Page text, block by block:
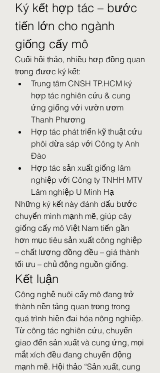
Ký kết hợp tác – bước
tiến lớn cho ngành
giống cấy mô
Cuối hội thảo, nhiều hợp đồng quan
trọng được ký kết:
Trung tâm CNSH TP.HCM ký
hợp tác nghiên cứu & cung
ứng giống với vườn ươm
Thanh Phương
Hợp tác phát triển kỹ thuật cứu
phôi dừa sáp với Công ty Anh
Đào
Hợp tác sản xuất giống lâm
nghiệp với Công ty TNHH MTV
Lâm nghiệp U Minh Hạ
Những ký kết này đánh dấu bước
chuyển mình mạnh mẽ, giúp cây
giống cấy mô Việt Nam tiến gần
hơn mục tiêu sản xuất công nghiệp
– chất lượng đồng đều – giá thành
tối ưu – chủ động nguồn giống.
Kết luận
Công nghệ nuôi cấy mô đang trở
thành nền tảng quan trọng trong
quá trình hiện đại hóa nông nghiệp.
Từ công tác nghiên cứu, chuyển
giao đến sản xuất và cung ứng, mọi
mắt xích đều đang chuyển động
mạnh mẽ. Hội thảo “Sản xuất, cung